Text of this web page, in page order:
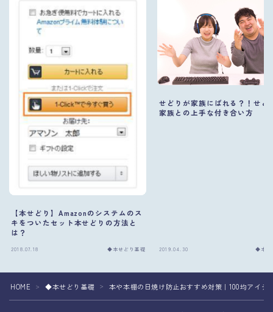
【本せどり】Amazonのシステムのス
キをついたセット本せどりの方法と
は？
2018.07.18 ◆本せどり基礎
せどりが家族にばれる？！せど
家族との上手な付き合い方
2019.04.30 ◆本せ
HOME ＞ ◆本せどり基礎 ＞ 本や本棚の日焼け防止おすすめ対策｜100均アイテ